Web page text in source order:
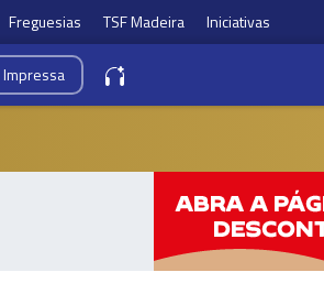
Freguesias TSF Madeira Iniciativas
Impressa